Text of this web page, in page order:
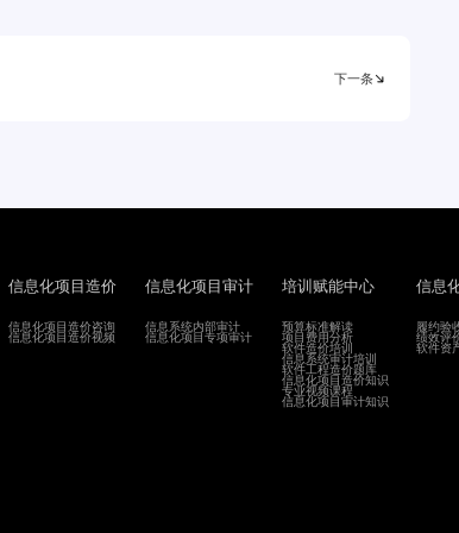
下一条
信息化项目造价
信息化项目造价咨询
信息化项目造价视频
信息化项目审计
信息系统内部审计
信息化项目专项审计
培训赋能中心
预算标准解读
项目费用分析
软件造价培训
信息系统审计培训
软件工程造价题库
信息化项目造价知识
专业视频课程
信息化项目审计知识
信息
履约验
绩效评
软件资